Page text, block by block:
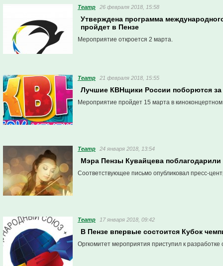
Театр 26 февраля 2018, 15:58
Утверждена программа
пройдет в Пензе
Мероприятие откроется 2 марта.
Театр 21 февраля 2018, 15:55
Лучшие КВНщики России поборются за
Мероприятие пройдет 15 марта в
Театр 24 января 2018, 13:54
Мэра Пензы Кувайцева
Соответствующее письмо опубликовал пресс-
Театр 17 января 2018, 09:42
В Пензе впервые состоится Кубок
Оргкомитет мероприятия приступил к